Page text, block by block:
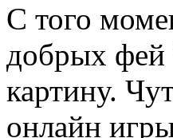
С того
добрых фей
картину.
онлайн